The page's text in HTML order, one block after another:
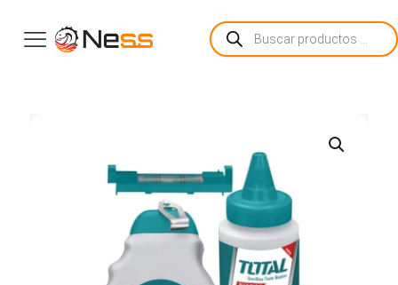
Búsqueda
de
productos